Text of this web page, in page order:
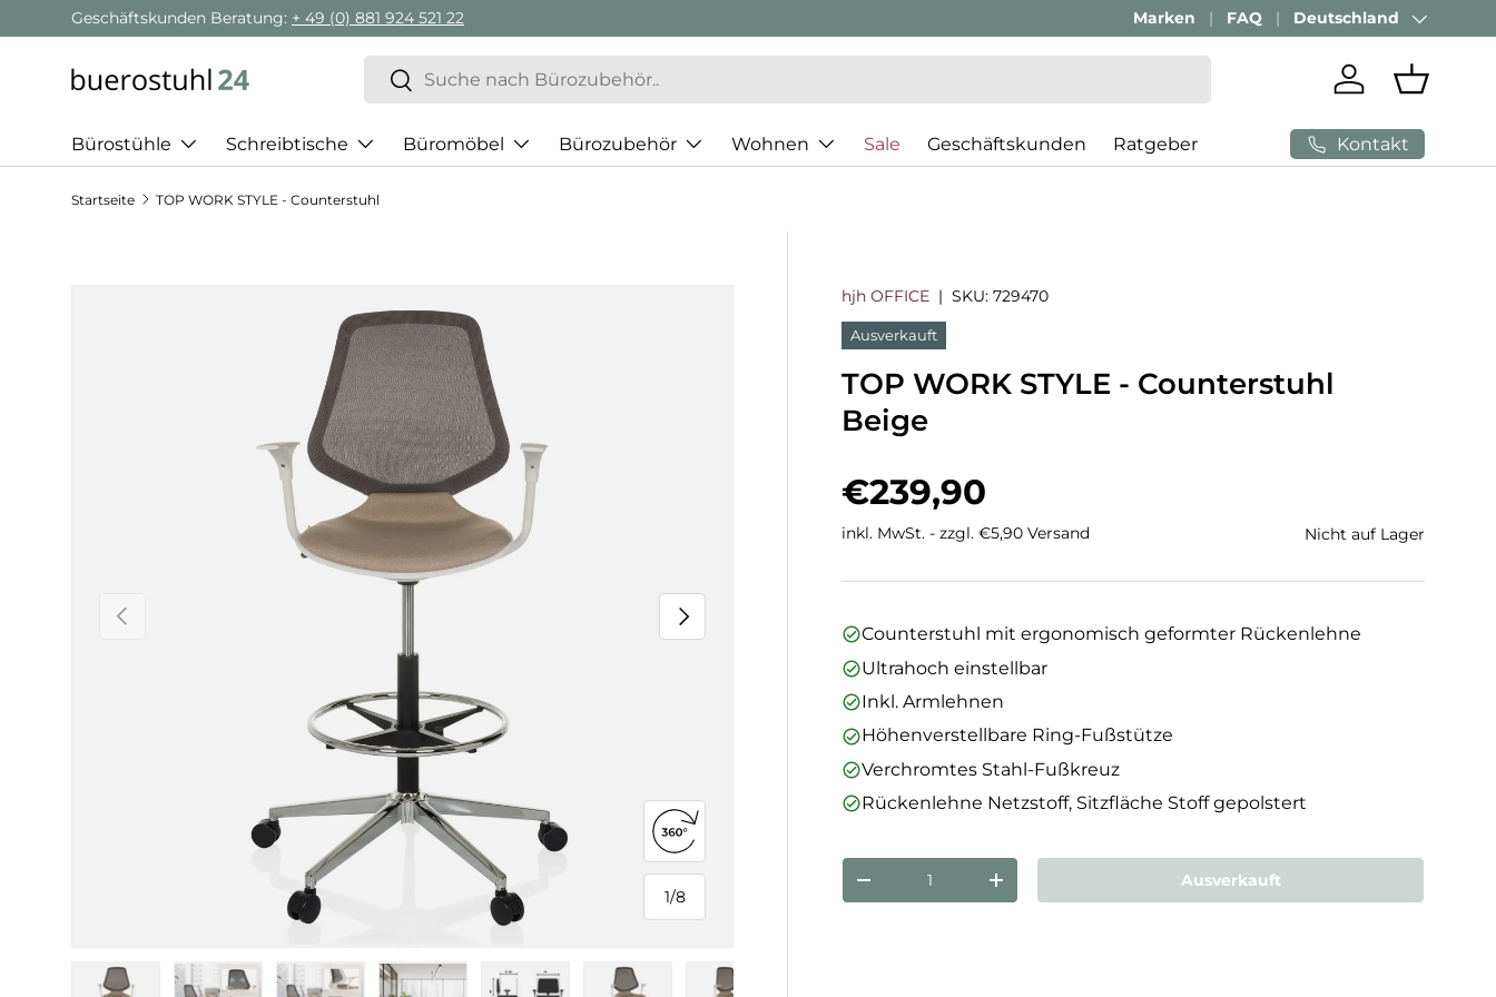
Direkt zum Inhalt
Geschäftskunden Beratung: + 49 (0) 881 924 521 22 Passenden Bürostuhl finden mitAI-Beratung
Marken FAQ Land/Region
Deutschland
Suchen
Suchen
Einloggen
Bürostühle Schreibtische Büromöbel Bürozubehör Wohnen Sale Geschäftskunden Ratgeber Kontakt
Startseite TOP WORK STYLE - Counterstuhl
Zu Produktinformationen springen
Vorherige
1/
von
8
Nächste
360°-Ansicht öffnen
hjh OFFICE |SKU: 729470
Ausverkauft
TOP WORK STYLE - Counterstuhl
Beige
Normaler Preis
€239,90
inkl. MwSt. - zzgl. €5,90 Versand Nicht auf Lager
Counterstuhl mit ergonomisch geformter Rückenlehne
Ultrahoch einstellbar
Inkl. Armlehnen
Höhenverstellbare Ring-Fußstütze
Verchromtes Stahl-Fußkreuz
Rückenlehne Netzstoff, Sitzfläche Stoff gepolstert
Anzahl
Menge verringernMenge erhöhen Ausverkauft